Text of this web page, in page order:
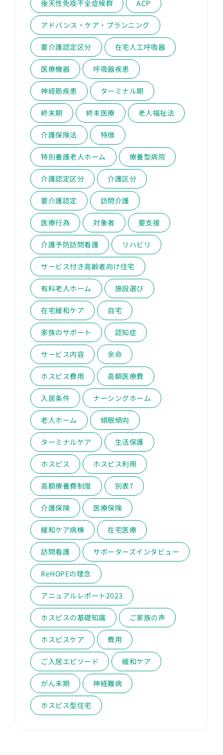
後天性免疫不全症候群 ACP
アドバンス・ケア・プランニング
要介護認定区分 在宅人工呼吸器
医療機器 呼吸器疾患
神経筋疾患 ターミナル期
終末期 終末医療 老人福祉法
介護保険法 特徴
特別養護老人ホーム 療養型病院
介護認定区分 介護区分
要介護認定 訪問介護
医療行為 対象者 要支援
介護予防訪問看護 リハビリ
サービス付き高齢者向け住宅
有料老人ホーム 施設選び
在宅緩和ケア 自宅
家族のサポート 認知症
サービス内容 余命
ホスピス費用 高額医療費
入居条件 ナーシングホーム
老人ホーム 傾眠傾向
ターミナルケア 生活保護
ホスピス ホスピス利用
高額療養費制度 別表7
介護保険 医療保険
緩和ケア病棟 在宅医療
訪問看護 サポーターズインタビュー
ReHOPEの理念
アニュアルレポート2023
ホスピスの基礎知識 ご家族の声
ホスピスケア 費用
ご入居エピソード 緩和ケア
がん末期 神経難病
ホスピス型住宅